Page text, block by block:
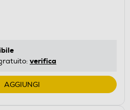
verifica
AGGIUNGI